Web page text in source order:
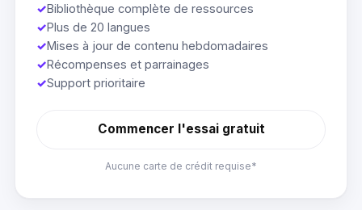
✓Bibliothèque complète de ressources
✓Plus de 20 langues
✓Mises à jour de contenu hebdomadaires
✓Récompenses et parrainages
✓Support prioritaire
Commencer l'essai gratuit
Aucune carte de crédit requise*